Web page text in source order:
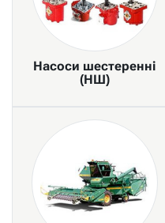
Насоси шестеренні
(НШ)